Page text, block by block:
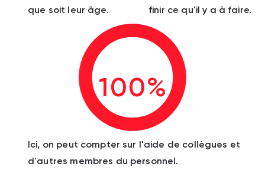
que soit leur âge.
finir ce qu'il y a à faire.
100%
Ici, on peut compter sur l'aide de collègues et
d'autres membres du personnel.